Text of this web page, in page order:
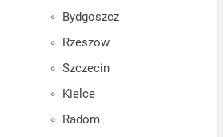
Bydgoszcz
Rzeszow
Szczecin
Kielce
Radom